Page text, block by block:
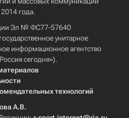
года.
Эл № ФС77-57640
унитарное
информационное агентство
сегодня»).
технологий
А.В.